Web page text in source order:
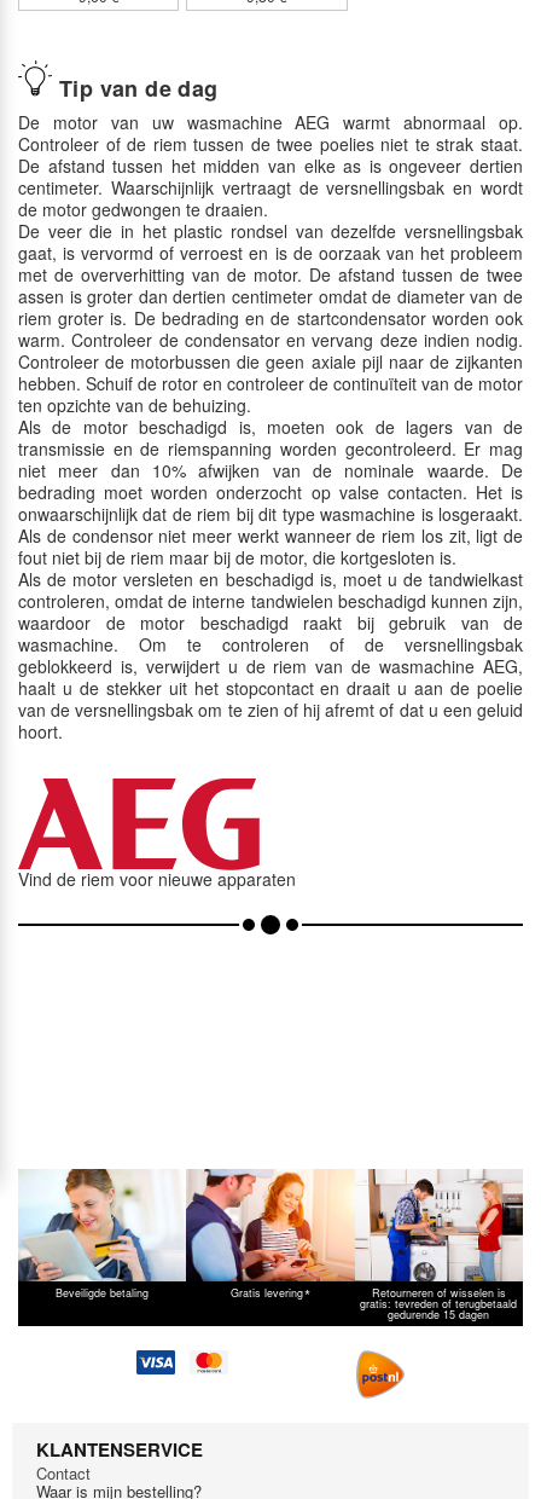
Tip van de dag
De motor van uw wasmachine AEG warmt abnormaal op.
Controleer of de riem tussen de twee poelies niet te strak staat.
De afstand tussen het midden van elke as is ongeveer dertien
centimeter. Waarschijnlijk vertraagt de versnellingsbak en wordt
de motor gedwongen te draaien.
De veer die in het plastic rondsel van dezelfde versnellingsbak
gaat, is vervormd of verroest en is de oorzaak van het probleem
met de oververhitting van de motor. De afstand tussen de twee
assen is groter dan dertien centimeter omdat de diameter van de
riem groter is. De bedrading en de startcondensator worden ook
warm. Controleer de condensator en vervang deze indien nodig.
Controleer de motorbussen die geen axiale pijl naar de zijkanten
hebben. Schuif de rotor en controleer de continuïteit van de motor
ten opzichte van de behuizing.
Als de motor beschadigd is, moeten ook de lagers van de
transmissie en de riemspanning worden gecontroleerd. Er mag
niet meer dan 10% afwijken van de nominale waarde. De
bedrading moet worden onderzocht op valse contacten. Het is
onwaarschijnlijk dat de riem bij dit type wasmachine is losgeraakt.
Als de condensor niet meer werkt wanneer de riem los zit, ligt de
fout niet bij de riem maar bij de motor, die kortgesloten is.
Als de motor versleten en beschadigd is, moet u de tandwielkast
controleren, omdat de interne tandwielen beschadigd kunnen zijn,
waardoor de motor beschadigd raakt bij gebruik van de
wasmachine. Om te controleren of de versnellingsbak
geblokkeerd is, verwijdert u de riem van de wasmachine AEG,
haalt u de stekker uit het stopcontact en draait u aan de poelie
van de versnellingsbak om te zien of hij afremt of dat u een geluid
hoort.
Vind de riem voor nieuwe apparaten
Beveiligde betaling Gratis levering* Retourneren of wisselen is
gratis: tevreden of terugbetaald
gedurende 15 dagen
KLANTENSERVICE
Contact
Waar is mijn bestelling?